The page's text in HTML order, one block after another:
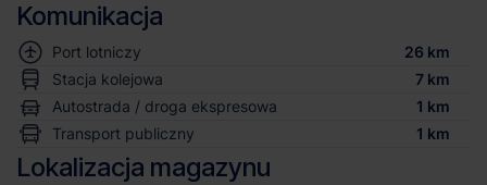
Komunikacja
Port lotniczy
26 km
Stacja kolejowa
7 km
Autostrada / droga ekspresowa
1 km
Transport publiczny
1 km
Lokalizacja magazynu